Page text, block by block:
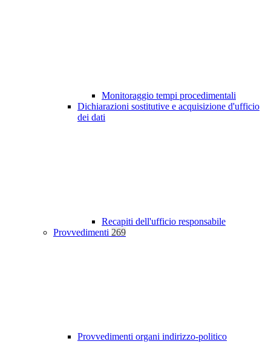
Monitoraggio tempi procedimentali
Dichiarazioni sostitutive e acquisizione d'ufficio
dei dati
Recapiti dell'ufficio responsabile
Provvedimenti 269
Provvedimenti organi indirizzo-politico